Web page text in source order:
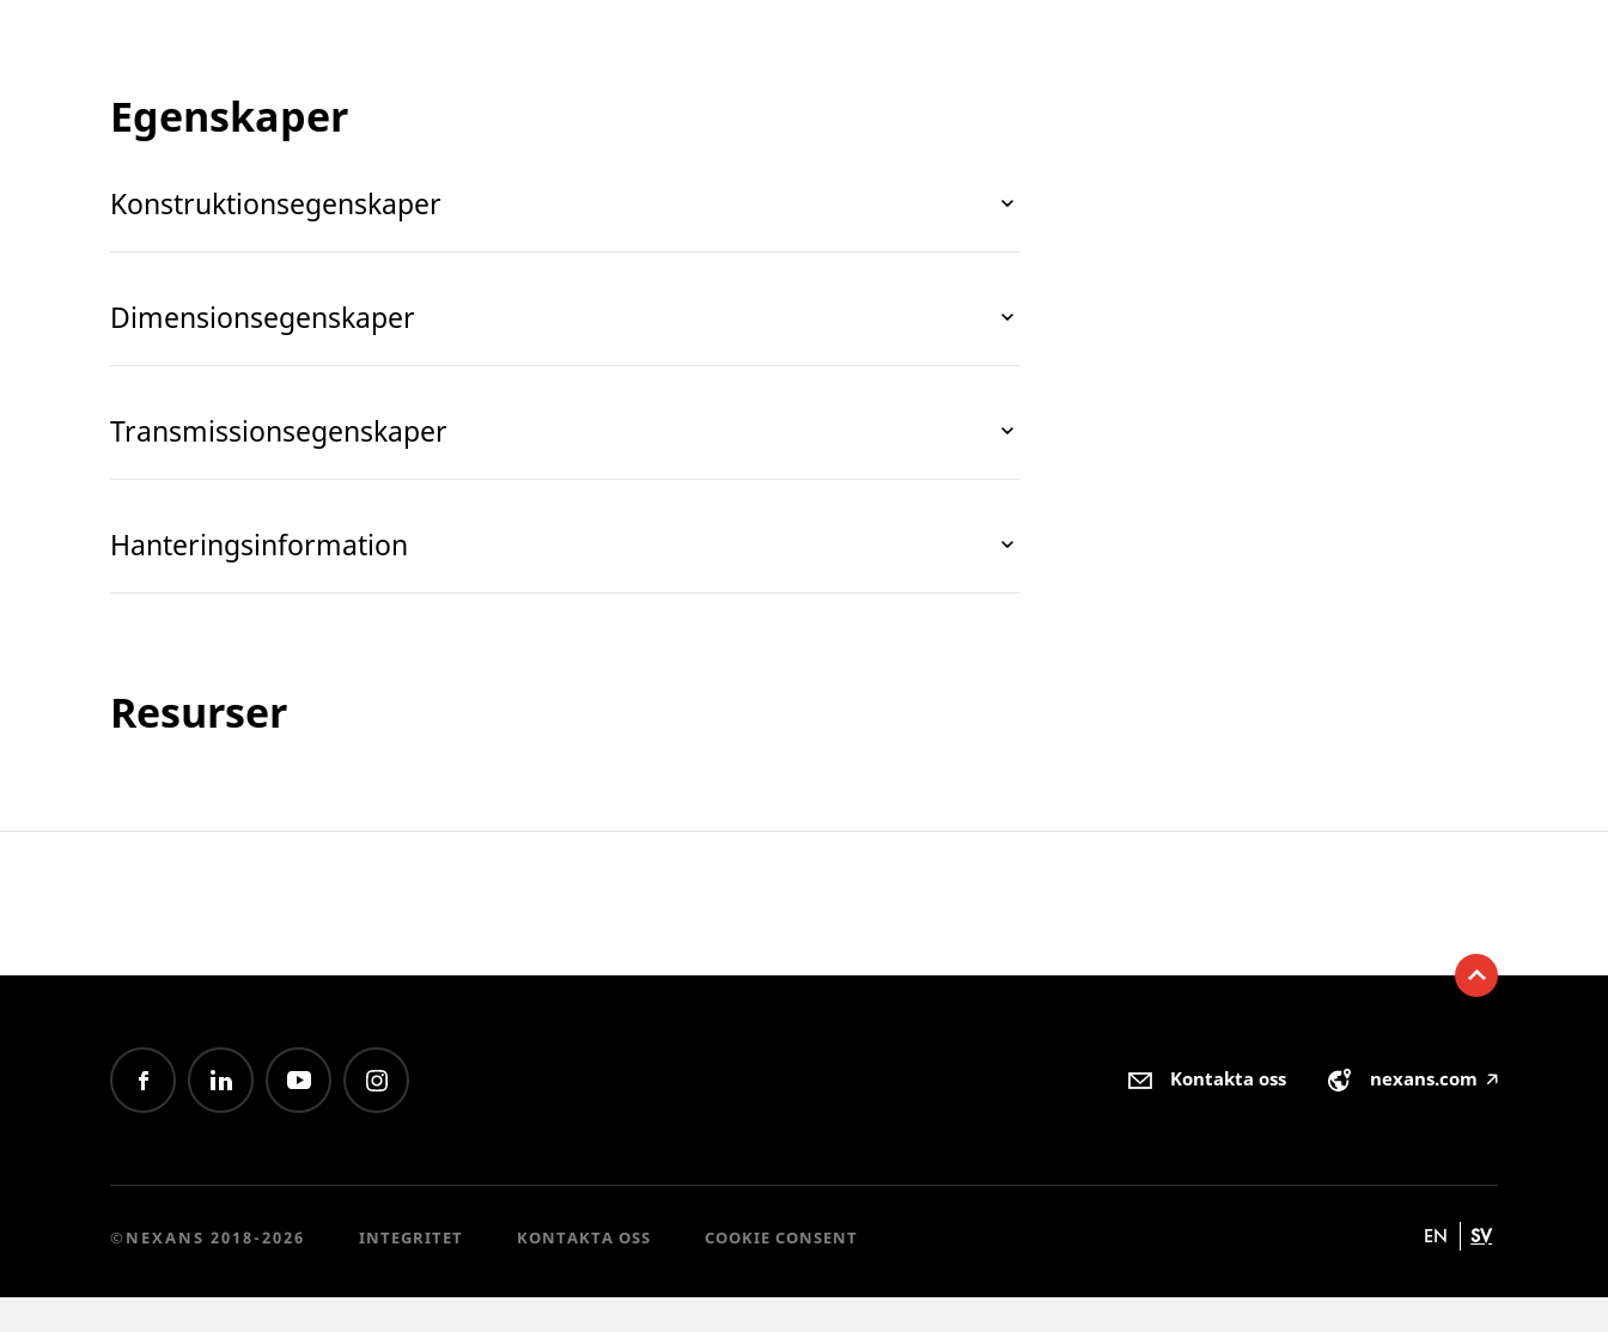
Egenskaper
Konstruktionsegenskaper
Dimensionsegenskaper
Transmissionsegenskaper
Hanteringsinformation
Resurser
Kontakta oss nexans.com 🡥
©NEXANS 2018-2026 INTEGRITET KONTAKTA OSS COOKIE CONSENT EN SV